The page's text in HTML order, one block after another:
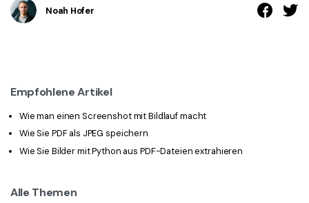
Noah Hofer
Empfohlene Artikel
Wie man einen Screenshot mit Bildlauf macht
Wie Sie PDF als JPEG speichern
Wie Sie Bilder mit Python aus PDF-Dateien extrahieren
Alle Themen